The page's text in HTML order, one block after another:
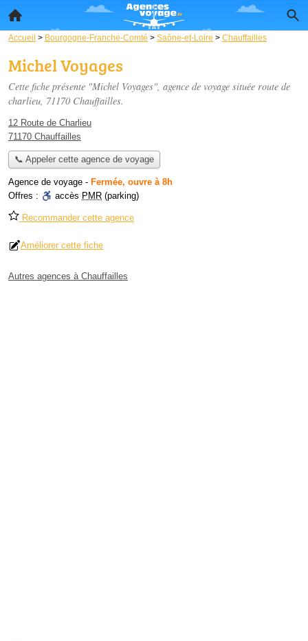
Accueil > Bourgogne-Franche-Comté > Saône-et-Loire > Chauffailles
Michel Voyages
Cette fiche présente "Michel Voyages", agence de voyage située route de
charlieu, 71170 Chauffailles.
12 Route de Charlieu
71170 Chauffailles
📞 Appeler cette agence de voyage
Agence de voyage - Fermée, ouvre à 8h
Offres :
accès PMR (parking)
Recommander cette agence
Améliorer cette fiche
Autres agences à Chauffailles